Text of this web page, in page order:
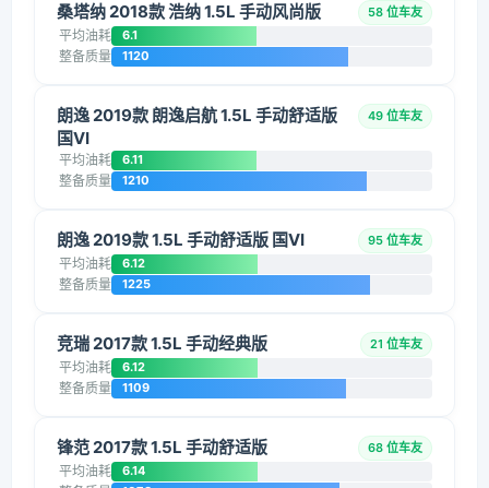
桑塔纳 2018款 浩纳 1.5L 手动风尚版 58 位车友
平均油耗 6.1
整备质量 1120
朗逸 2019款 朗逸启航 1.5L 手动舒适版
国VI
49 位车友
平均油耗 6.11
整备质量 1210
朗逸 2019款 1.5L 手动舒适版 国VI 95 位车友
平均油耗 6.12
整备质量 1225
竞瑞 2017款 1.5L 手动经典版 21 位车友
平均油耗 6.12
整备质量 1109
锋范 2017款 1.5L 手动舒适版 68 位车友
平均油耗 6.14